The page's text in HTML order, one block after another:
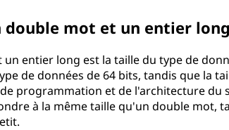
mot et un entier
entier long est la taille du type de
de données de 64 bits, tandis que la
programmation et de l'architecture du
à la même taille qu'un double mot,